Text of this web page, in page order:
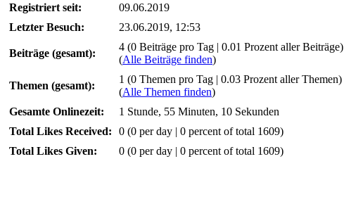
Registriert seit:
09.06.2019
Letzter Besuch:
23.06.2019, 12:53
Beiträge (gesamt):
4 (0 Beiträge pro Tag | 0.01 Prozent aller Beiträge)
(Alle Beiträge finden)
Themen (gesamt):
1 (0 Themen pro Tag | 0.03 Prozent aller Themen)
(Alle Themen finden)
Gesamte Onlinezeit:
1 Stunde, 55 Minuten, 10 Sekunden
Total Likes Received:
0 (0 per day | 0 percent of total 1609)
Total Likes Given:
0 (0 per day | 0 percent of total 1609)